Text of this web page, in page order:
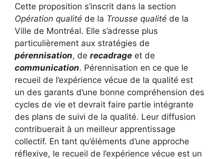
Cette proposition s’inscrit dans la section
Opération qualité de la Trousse qualité de la
Ville de Montréal. Elle s’adresse plus
particulièrement aux stratégies de
pérennisation, de recadrage et de
communication. Pérennisation en ce que le
recueil de l’expérience vécue de la qualité est
un des garants d’une bonne compréhension des
cycles de vie et devrait faire partie intégrante
des plans de suivi de la qualité. Leur diffusion
contribuerait à un meilleur apprentissage
collectif. En tant qu’éléments d’une approche
réflexive, le recueil de l’expérience vécue est un